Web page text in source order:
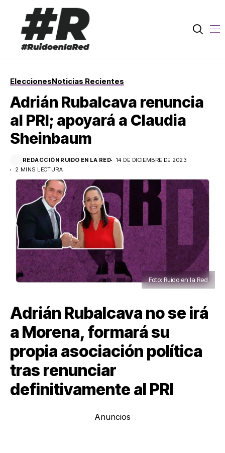
EleccionesNoticias Recientes
Adrián Rubalcava renuncia
al PRI; apoyará a Claudia
Sheinbaum
REDACCIÓN RUIDO EN LA RED
14 DE DICIEMBRE DE 2023
2 MINS LECTURA
Foto: Ruido en la Red
Adrián Rubalcava no se irá
a Morena, formará su
propia asociación política
tras renunciar
definitivamente al PRI
Anuncios